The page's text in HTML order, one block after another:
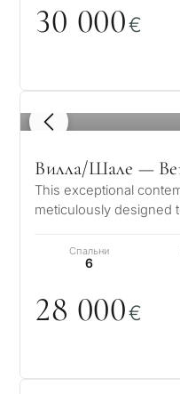
30 000€
1 / 8
Вилла/Шале —
This exceptional
meticulously designed
Спальни
6
28 000€